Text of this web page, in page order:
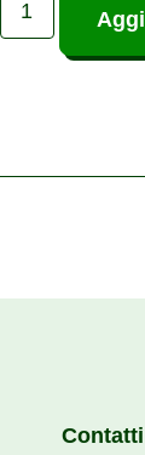
Contatti